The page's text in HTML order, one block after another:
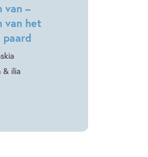
van –
van het
paard
& ilia